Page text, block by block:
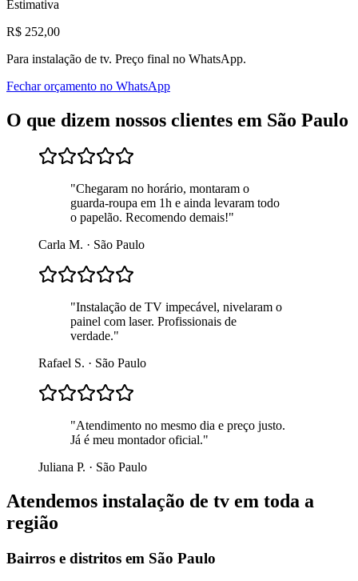
Estimativa
R$ 252,00
Para instalação de tv. Preço final no WhatsApp.
Fechar orçamento no WhatsApp
O que dizem nossos clientes em São Paulo
"Chegaram no horário, montaram o
guarda-roupa em 1h e ainda levaram todo
o papelão. Recomendo demais!"
Carla M. · São Paulo
"Instalação de TV impecável, nivelaram o
painel com laser. Profissionais de
verdade."
Rafael S. · São Paulo
"Atendimento no mesmo dia e preço justo.
Já é meu montador oficial."
Juliana P. · São Paulo
Atendemos instalação de tv em toda a
região
Bairros e distritos em São Paulo